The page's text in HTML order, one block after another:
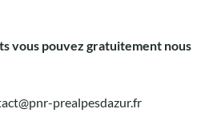
vous pouvez gratuitement nous
prealpesdazur.fr